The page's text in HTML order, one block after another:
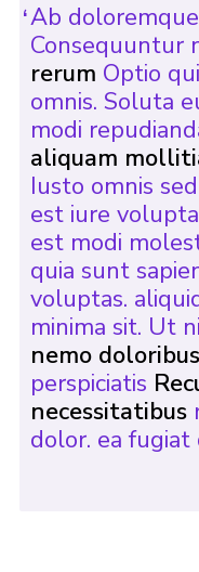
Ab
Consequuntur
rerum Optio
omnis. Soluta
modi
aliquam
Iusto omnis
est iure
est modi
quia sunt
voluptas.
minima sit. Ut
nemo
perspiciatis
necessitatibus
dolor. ea